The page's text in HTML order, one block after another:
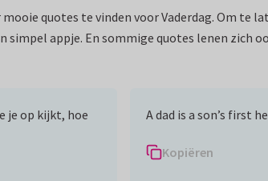
mooie quotes te vinden voor Vaderdag. Om
simpel appje. En sommige quotes lenen zich
je op kijkt, hoe
A dad is a son’s first
Kopiëren